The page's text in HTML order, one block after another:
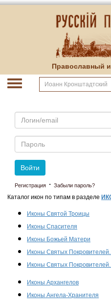
Православный
Email
Пароль
Войти
Регистрация · Забыли пароль?
Каталог икон по типам в разделе
Иконы Святой Троицы
Иконы Спасителя
Иконы Божьей Матери
Иконы Святых
Иконы Святых
Иконы Архангелов
Иконы Ангела-Хранителя